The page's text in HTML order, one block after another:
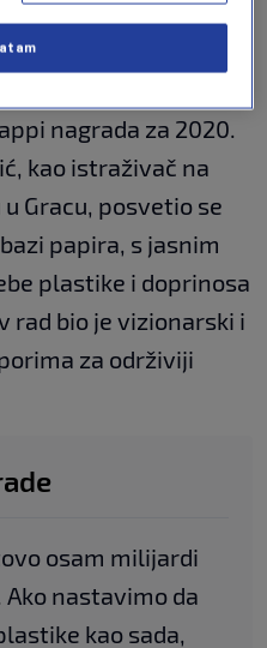
rad.
nagrada za 2020.
kao istraživač na
Gracu, posvetio se
papira, s jasnim
plastike i doprinosa
rad bio je vizionarski i
za održiviji
osam milijardi
nastavimo da
kao sada,